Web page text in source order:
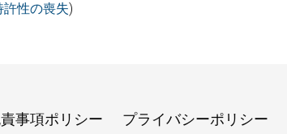
許性の喪失)
事項ポリシー
プライバシーポリシー